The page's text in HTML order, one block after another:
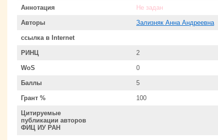
Аннотация Не задан
Авторы Зализняк Анна Андреевна
ссылка в Internet
РИНЦ 2
WoS 0
Баллы 5
Грант % 100
Цитируемые
публикации авторов
ФИЦ ИУ РАН